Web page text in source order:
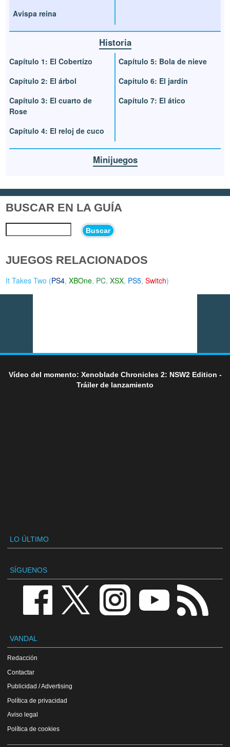
Avispa reina
Historia
Capítulo 1: El Cobertizo
Capítulo 2: El árbol
Capítulo 3: El cuarto de
Rose
Capítulo 4: El reloj de cuco
Capítulo 5: Bola de nieve
Capítulo 6: El jardín
Capítulo 7: El ático
Minijuegos
BUSCAR EN LA GUÍA
Buscar
JUEGOS RELACIONADOS
It Takes Two (PS4,XBOne, PC,XSX, PS5,Switch)
Vídeo del momento: Xenoblade Chronicles 2: NSW2 Edition -
Tráiler de lanzamiento
LO ÚLTIMO
SÍGUENOS
VANDAL
Redacción
Contactar
Publicidad / Advertising
Política de privacidad
Aviso legal
Política de cookies